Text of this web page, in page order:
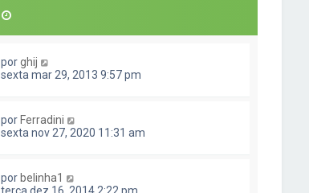
porghij
sexta mar 29, 2013 9:57 pm
por Ferradini
sexta nov 27, 2020 11:31 am
por belinha1